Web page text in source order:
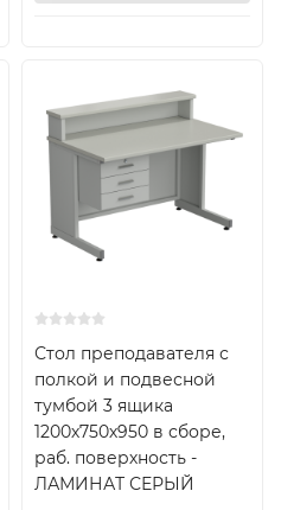
Стол преподавателя с
полкой и подвесной
тумбой 3 ящика
1200х750х950 в сборе,
раб. поверхность -
ЛАМИНАТ СЕРЫЙ